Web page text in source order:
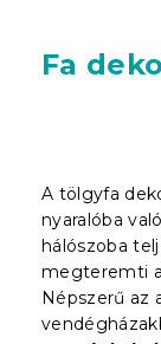
Fa
A tölgyfa
nyaralóba
hálószoba
megteremti
Népszerű az